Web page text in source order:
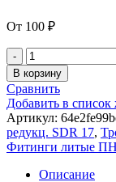
От 100 ₽
В корзину
Сравнить
Добавить в список
Артикул:
редукц. SDR 17,
Фитинги литые
Описание